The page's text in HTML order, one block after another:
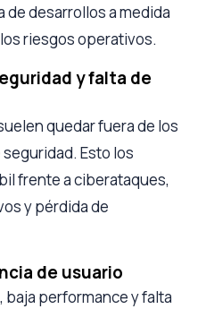
desarrollos a medida
riesgos operativos.
y falta de
quedar fuera de los
Esto los
frente a ciberataques,
y pérdida de
de usuario
performance y falta